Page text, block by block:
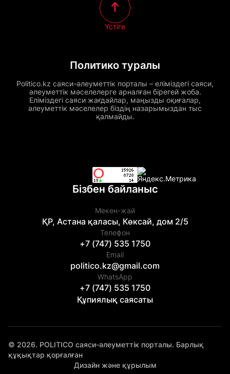
Политико туралы
Politico.kz саяси-әлеуметтік порталы – еліміздегі саяси,
әлеуметтік мәселелерге арналған бірегей жоба.
Еліміздегі саяси жағдайлар, маңызды оқиғалар,
әлеуметтік мәселелер біздің назарымыздан тыс
қалмайды.
Үстіге
Бізбен байланыс
Мекен-жай
ҚР, Астана қаласы, Көксай, дом 2/5
Телефон
+7 (747) 535 1750
Email
politico.kz@gmail.com
WhatsApp
+7 (747) 535 1750
Құпиялық саясаты
© 2026. POLITICO саяси-әлеуметтік порталы. Барлық
құқықтар қорғалған
Дизайн және құрылым